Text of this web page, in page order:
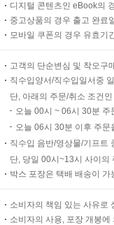
디지털 콘텐츠인 eBook의
중고상품의 경우 출고 완료
모바일 쿠폰의 경우 유효기
고객의 단순변심 및 착오구
직수입양서/직수입일서중
단, 아래의 주문/취소 조건
오늘 00시 ~ 06시 30분
오늘 06시 30분 이후 주
직수입 음반/영상물/기프트
단, 당일 00시~13시 사이의
박스 포장은 택배 배송이
소비자의 책임 있는 사유로
소비자의 사용, 포장 개봉